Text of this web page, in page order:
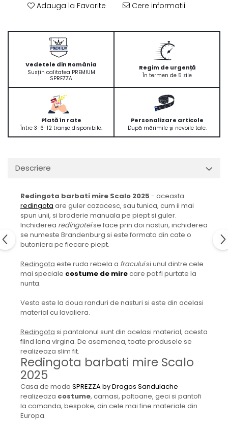
Adauga la Favorite Cere informatii
Vedetele din România
Susțin calitatea PREMIUM
SPREZZA
Regim de urgență
În termen de 5 zile
Plată în rate
Între 3-6-12 tranșe disponibile.
Personalizare articole
După mărimile și nevoile tale.
Descriere
Redingota barbati mire Scalo 2025 - aceasta
redingota are guler cazacesc, sau tunica, cum ii mai
spun unii, si broderie manuala pe piept si guler.
Inchiderea redingoteise face prin doi nasturi, inchiderea
se numeste Brandenburg si este formata din cate o
butoniera pe fiecare piept.
Redingota este ruda rebela a fraculuisi unul dintre cele
mai speciale costume de mirecare pot fi purtate la
nunta.
Vesta este la doua randuri de nasturi si este din acelasi
material cu lavaliera.
Redingota si pantalonul sunt din acelasi material, acesta
fiind lana virgina. De asemenea, toate produsele se
realizeaza slim fit.
Redingota barbati mire Scalo
2025
Casa de moda SPREZZA by Dragos Sandulache
realizeaza costume, camasi, paltoane, geci si pantofi
la comanda, bespoke, din cele mai fine materiale din
Europa.